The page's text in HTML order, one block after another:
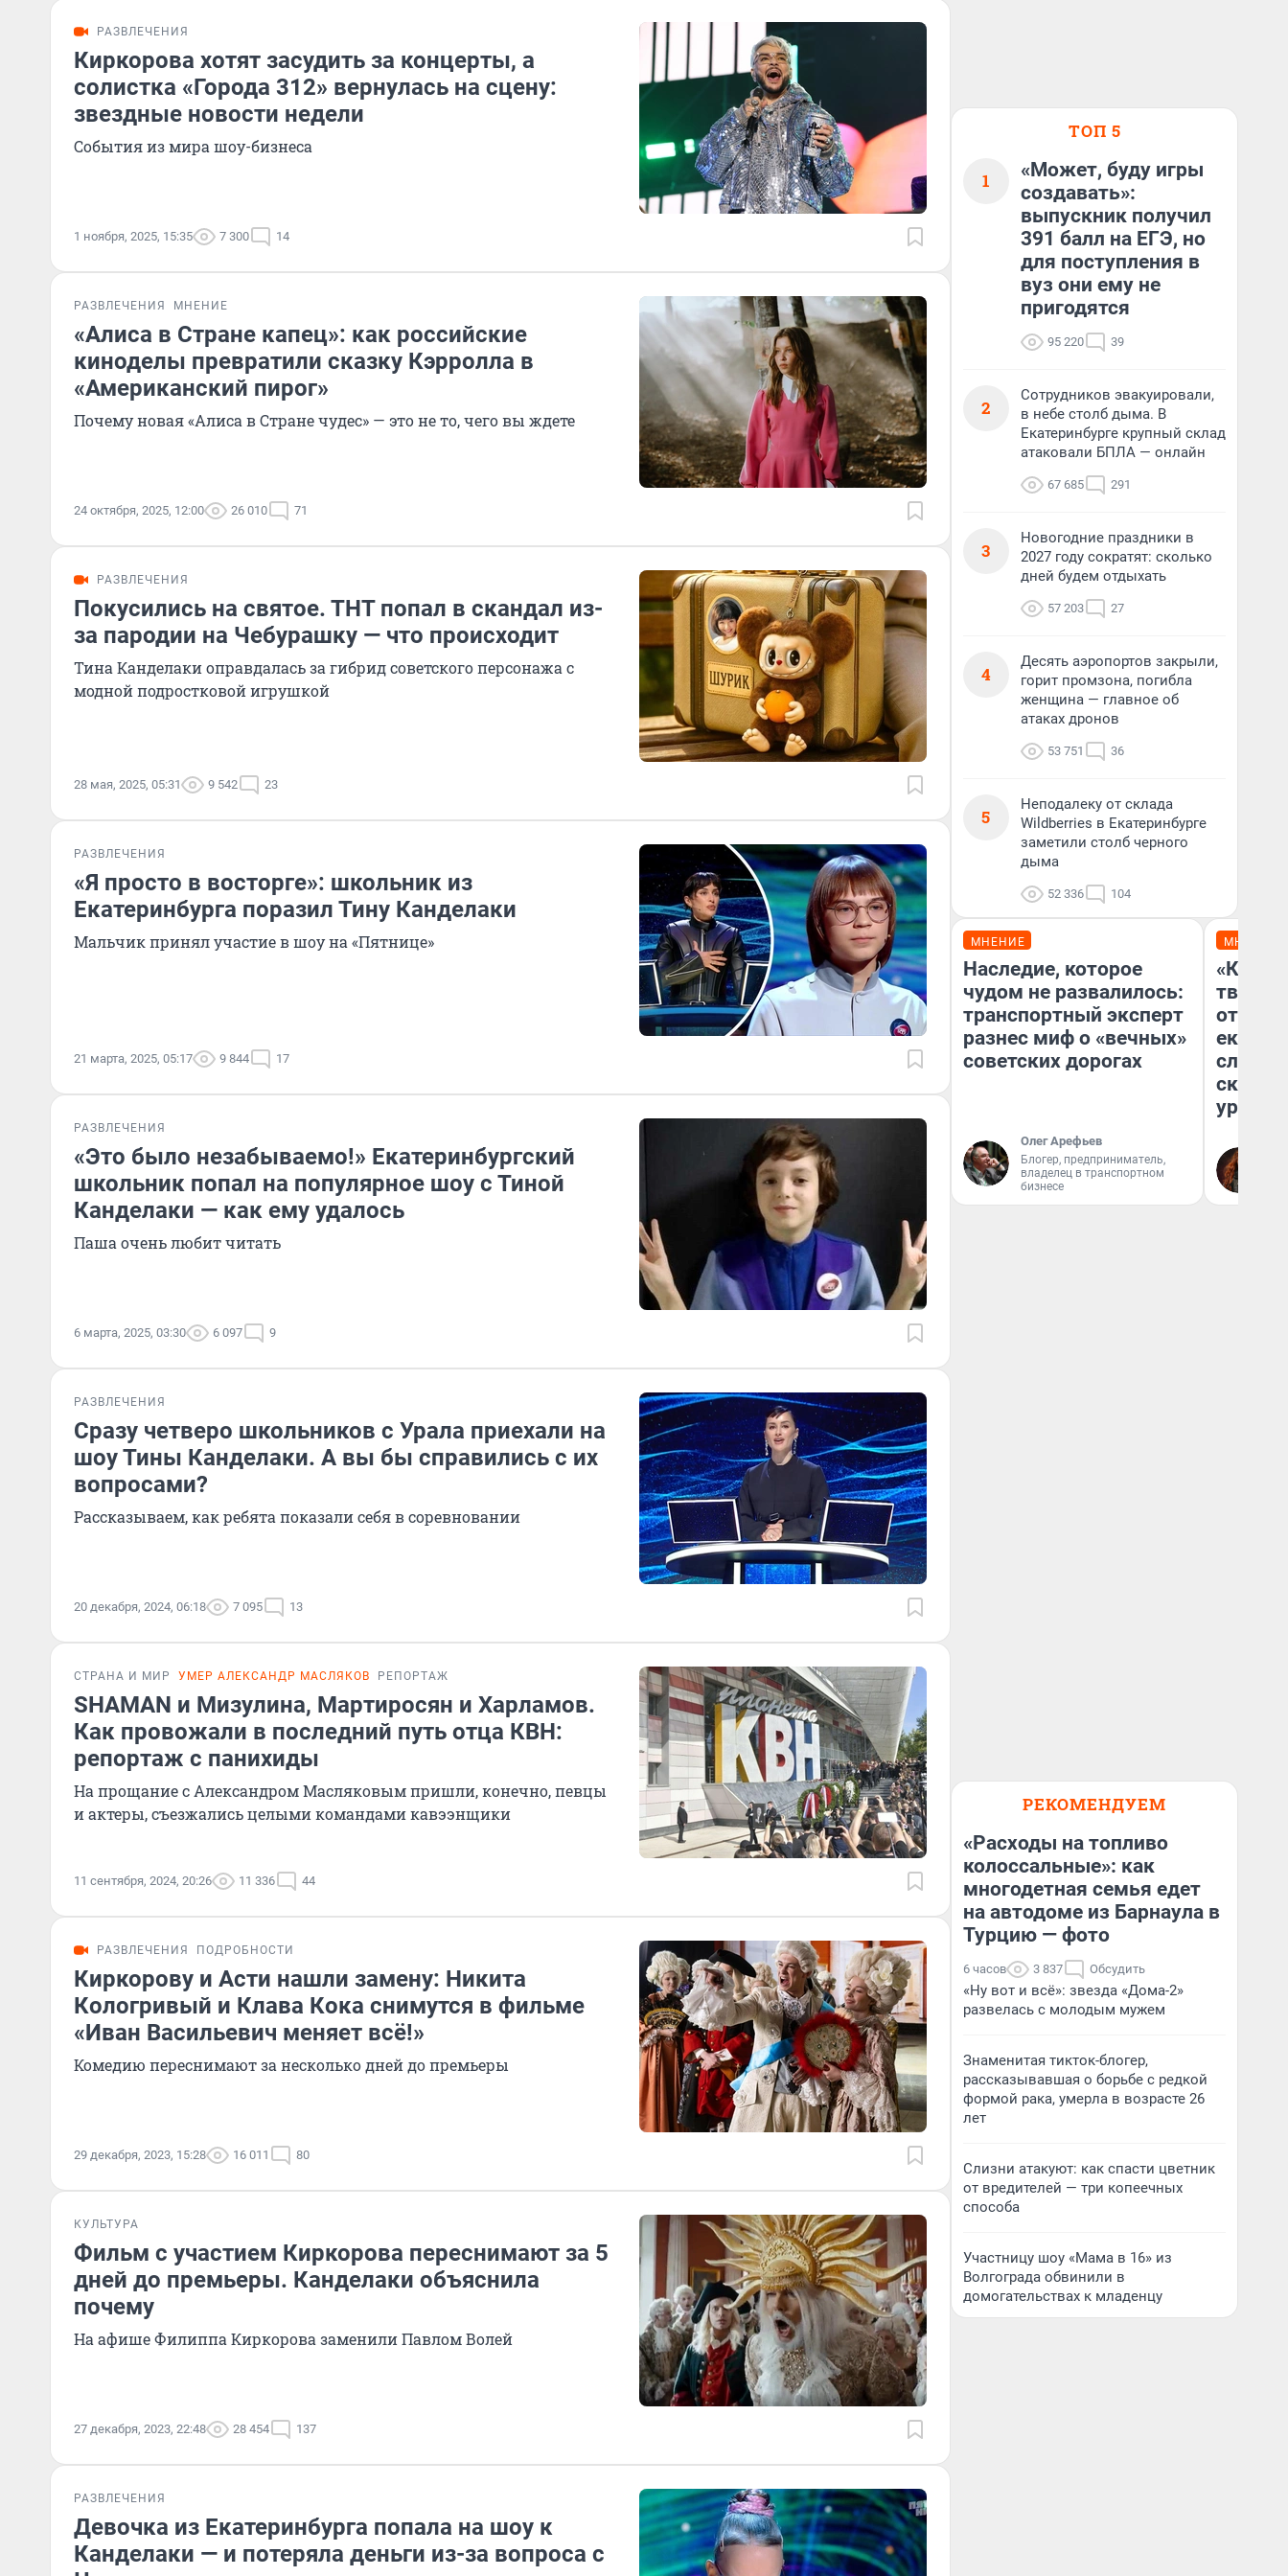
РАЗВЛЕЧЕНИЯ
Киркорова хотят засудить за концерты, а
солистка «Города 312» вернулась на сцену:
звездные новости недели
События из мира шоу-бизнеса
1 ноября, 2025, 15:35 7 300 14
РАЗВЛЕЧЕНИЯ МНЕНИЕ
«Алиса в Стране капец»: как российские
киноделы превратили сказку Кэрролла в
«Американский пирог»
Почему новая «Алиса в Стране чудес» — это не то, чего вы ждете
24 октября, 2025, 12:00 26 010 71
РАЗВЛЕЧЕНИЯ
Покусились на святое. ТНТ попал в скандал из-
за пародии на Чебурашку — что происходит
Тина Канделаки оправдалась за гибрид советского персонажа с
модной подростковой игрушкой
28 мая, 2025, 05:31 9 542 23
РАЗВЛЕЧЕНИЯ
«Я просто в восторге»: школьник из
Екатеринбурга поразил Тину Канделаки
Мальчик принял участие в шоу на «Пятнице»
21 марта, 2025, 05:17 9 844 17
РАЗВЛЕЧЕНИЯ
«Это было незабываемо!» Екатеринбургский
школьник попал на популярное шоу с Тиной
Канделаки — как ему удалось
Паша очень любит читать
6 марта, 2025, 03:30 6 097 9
РАЗВЛЕЧЕНИЯ
Сразу четверо школьников с Урала приехали на
шоу Тины Канделаки. А вы бы справились с их
вопросами?
Рассказываем, как ребята показали себя в соревновании
20 декабря, 2024, 06:18 7 095 13
СТРАНА И МИР УМЕР АЛЕКСАНДР МАСЛЯКОВ РЕПОРТАЖ
SHAMAN и Мизулина, Мартиросян и Харламов.
Как провожали в последний путь отца КВН:
репортаж с панихиды
На прощание с Александром Масляковым пришли, конечно, певцы
и актеры, съезжались целыми командами кавээнщики
11 сентября, 2024, 20:26 11 336 44
РАЗВЛЕЧЕНИЯ ПОДРОБНОСТИ
Киркорову и Асти нашли замену: Никита
Кологривый и Клава Кока снимутся в фильме
«Иван Васильевич меняет всё!»
Комедию переснимают за несколько дней до премьеры
29 декабря, 2023, 15:28 16 011 80
КУЛЬТУРА
Фильм с участием Киркорова переснимают за 5
дней до премьеры. Канделаки объяснила
почему
На афише Филиппа Киркорова заменили Павлом Волей
27 декабря, 2023, 22:48 28 454 137
РАЗВЛЕЧЕНИЯ
Девочка из Екатеринбурга попала на шоу к
Канделаки — и потеряла деньги из-за вопроса с
ТОП 5
1
«Может, буду игры
создавать»:
выпускник получил
391 балл на ЕГЭ, но
для поступления в
вуз они ему не
пригодятся
95 220 39
2
Сотрудников эвакуировали,
в небе столб дыма. В
Екатеринбурге крупный склад
атаковали БПЛА — онлайн
67 685 291
3
Новогодние праздники в
2027 году сократят: сколько
дней будем отдыхать
57 203 27
4
Десять аэропортов закрыли,
горит промзона, погибла
женщина — главное об
атаках дронов
53 751 36
5
Неподалеку от склада
Wildberries в Екатеринбурге
заметили столб черного
дыма
52 336 104
МНЕНИЕ
Наследие, которое
чудом не развалилось:
транспортный эксперт
разнес миф о «вечных»
советских дорогах
Олег Арефьев
Блогер, предприниматель,
владелец в транспортном
бизнесе
МНЕНИЕ
РЕКОМЕНДУЕМ
«Расходы на топливо
колоссальные»: как
многодетная семья едет
на автодоме из Барнаула в
Турцию — фото
6 часов 3 837 Обсудить
«Ну вот и всё»: звезда «Дома-2»
развелась с молодым мужем
Знаменитая тикток-блогер,
рассказывавшая о борьбе с редкой
формой рака, умерла в возрасте 26
лет
Слизни атакуют: как спасти цветник
от вредителей — три копеечных
способа
Участницу шоу «Мама в 16» из
Волгограда обвинили в
домогательствах к младенцу